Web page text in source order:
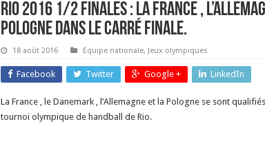
Rio 2016 1/2 finales : La France ,
Pologne dans le carré finale.
18 août 2016 Equipe nationale, Jeux olympiques
Facebook Twitter Google + LinkedIn
La France , le Danemark , l’Allemagne et la Pologne se sont
tournoi olympique de handball de Rio.